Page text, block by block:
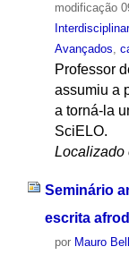
modificação
Interdisciplinar
Avançados,
Professor
assumiu a
a torná-la
SciELO.
Localizado
Seminário
escrita
por Mauro